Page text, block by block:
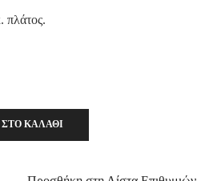
πλάτος.
ΚΑΛΆΘΙ